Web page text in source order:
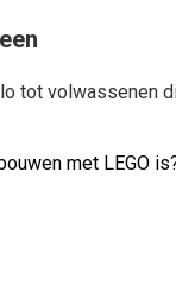
tot volwassenen
met LEGO